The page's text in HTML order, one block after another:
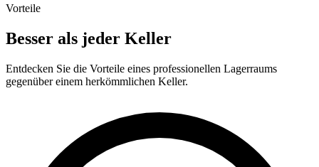
Vorteile
Besser als jeder Keller
Entdecken Sie die Vorteile eines professionellen Lagerraums
gegenüber einem herkömmlichen Keller.